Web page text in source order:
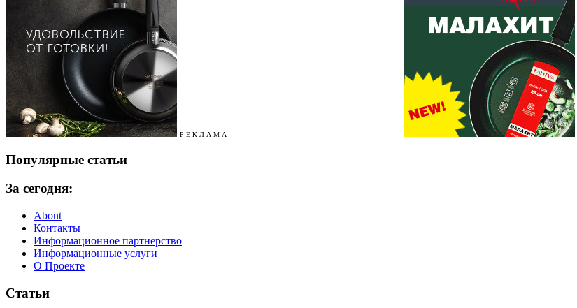
Р Е К Л А М А
Популярные статьи
За сегодня:
About
Контакты
Информационное партнерство
Информационные услуги
О Проекте
Статьи